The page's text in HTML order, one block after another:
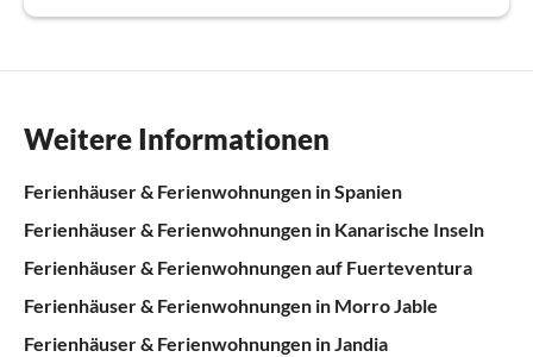
Weitere Informationen
Ferienhäuser & Ferienwohnungen in Spanien
Ferienhäuser & Ferienwohnungen in Kanarische Inseln
Ferienhäuser & Ferienwohnungen auf Fuerteventura
Ferienhäuser & Ferienwohnungen in Morro Jable
Ferienhäuser & Ferienwohnungen in Jandia